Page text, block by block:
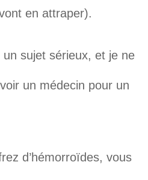
en attraper).
sujet sérieux, et je ne
un médecin pour un
d’hémorroïdes, vous